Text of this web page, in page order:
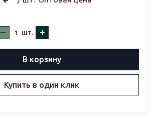
– шт. +
В корзину
Купить в один клик